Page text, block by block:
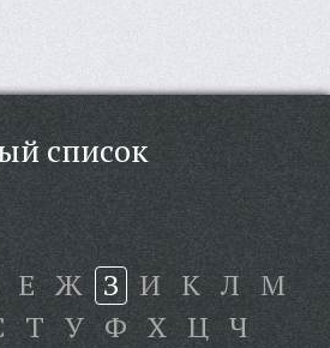
список
Е Ж З И К Л М
Т У Ф Х Ц Ч